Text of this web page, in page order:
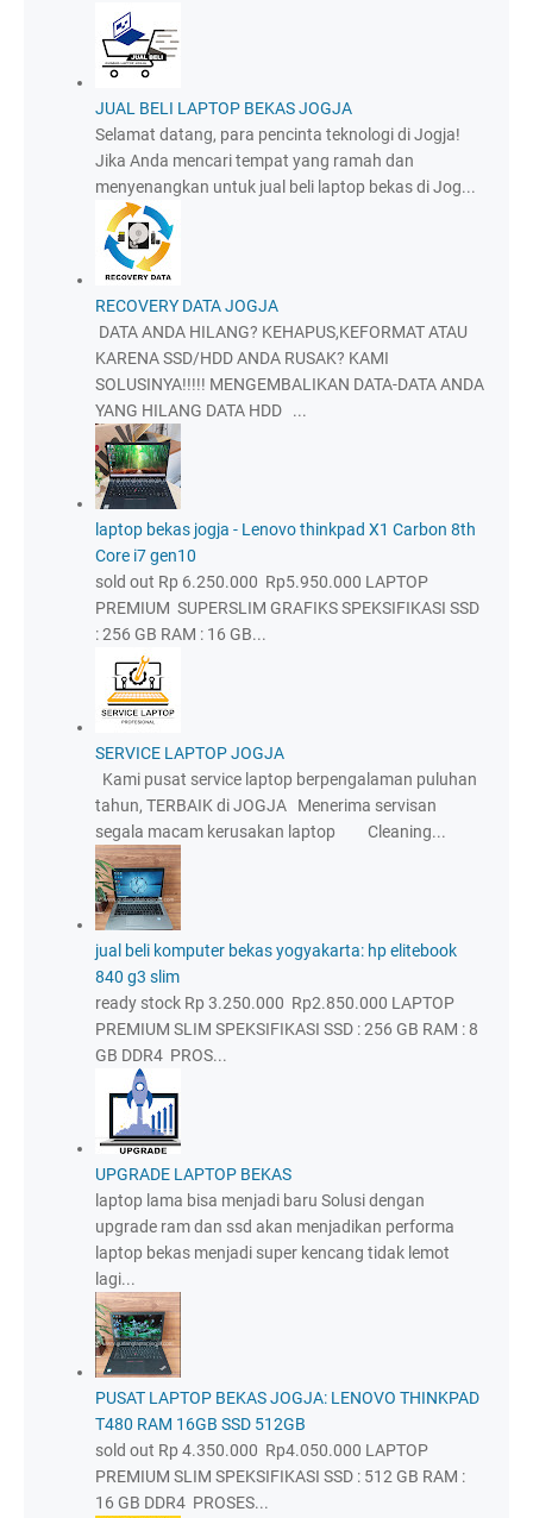
JUAL BELI LAPTOP BEKAS JOGJA
Selamat datang, para pencinta teknologi di Jogja!
Jika Anda mencari tempat yang ramah dan
menyenangkan untuk jual beli laptop bekas di Jog...
RECOVERY DATA JOGJA
DATA ANDA HILANG? KEHAPUS,KEFORMAT ATAU
KARENA SSD/HDD ANDA RUSAK? KAMI
SOLUSINYA!!!!! MENGEMBALIKAN DATA-DATA ANDA
YANG HILANG DATA HDD ...
laptop bekas jogja - Lenovo thinkpad X1 Carbon 8th
Core i7 gen10
sold out Rp 6.250.000 Rp5.950.000 LAPTOP
PREMIUM SUPERSLIM GRAFIKS SPEKSIFIKASI SSD
: 256 GB RAM : 16 GB...
SERVICE LAPTOP JOGJA
Kami pusat service laptop berpengalaman puluhan
tahun, TERBAIK di JOGJA Menerima servisan
segala macam kerusakan laptop Cleaning...
jual beli komputer bekas yogyakarta: hp elitebook
840 g3 slim
ready stock Rp 3.250.000 Rp2.850.000 LAPTOP
PREMIUM SLIM SPEKSIFIKASI SSD : 256 GB RAM : 8
GB DDR4 PROS...
UPGRADE LAPTOP BEKAS
laptop lama bisa menjadi baru Solusi dengan
upgrade ram dan ssd akan menjadikan performa
laptop bekas menjadi super kencang tidak lemot
lagi...
PUSAT LAPTOP BEKAS JOGJA: LENOVO THINKPAD
T480 RAM 16GB SSD 512GB
sold out Rp 4.350.000 Rp4.050.000 LAPTOP
PREMIUM SLIM SPEKSIFIKASI SSD : 512 GB RAM :
16 GB DDR4 PROSES...